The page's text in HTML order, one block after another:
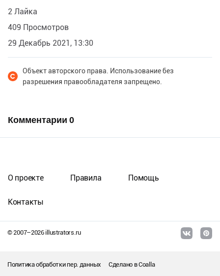
2 Лайка
409 Просмотров
29 Декабрь 2021, 13:30
Объект авторского права. Использование без
разрешения правообладателя запрещено.
Комментарии 0
© 2007–2026illustrators.ru
О проекте Правила Помощь
Контакты
Политика обработки пер. данных Сделано вCoalla